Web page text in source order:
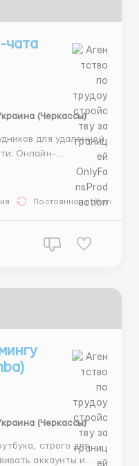
чата
(Черкассы)
для удаленной
деталей
граждан СНГ.
Постоянная работа
(Черкассы)
строго для
аккаунты и